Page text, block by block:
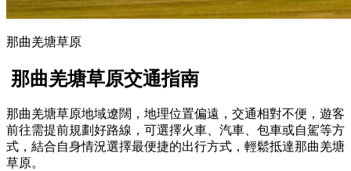
那曲羌塘草原
那曲羌塘草原交通指南
那曲羌塘草原地域遼闊，地理位置偏遠，交通相對不便，遊客
前往需提前規劃好路線，可選擇火車、汽車、包車或自駕等方
式，結合自身情況選擇最便捷的出行方式，輕鬆抵達那曲羌塘
草原。